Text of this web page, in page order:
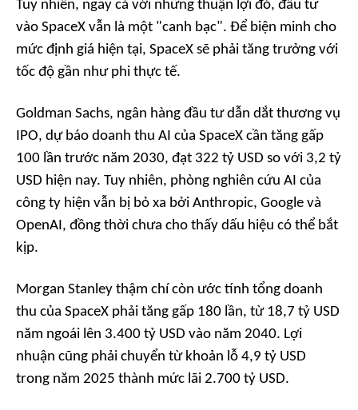
Tuy nhiên, ngay cả với những thuận lợi đó, đầu tư
vào SpaceX vẫn là một "canh bạc". Để biện minh cho
mức định giá hiện tại, SpaceX sẽ phải tăng trưởng với
tốc độ gần như phi thực tế.
Goldman Sachs, ngân hàng đầu tư dẫn dắt thương vụ
IPO, dự báo doanh thu AI của SpaceX cần tăng gấp
100 lần trước năm 2030, đạt 322 tỷ USD so với 3,2 tỷ
USD hiện nay. Tuy nhiên, phòng nghiên cứu AI của
công ty hiện vẫn bị bỏ xa bởi Anthropic, Google và
OpenAI, đồng thời chưa cho thấy dấu hiệu có thể bắt
kịp.
Morgan Stanley thậm chí còn ước tính tổng doanh
thu của SpaceX phải tăng gấp 180 lần, từ 18,7 tỷ USD
năm ngoái lên 3.400 tỷ USD vào năm 2040. Lợi
nhuận cũng phải chuyển từ khoản lỗ 4,9 tỷ USD
trong năm 2025 thành mức lãi 2.700 tỷ USD.